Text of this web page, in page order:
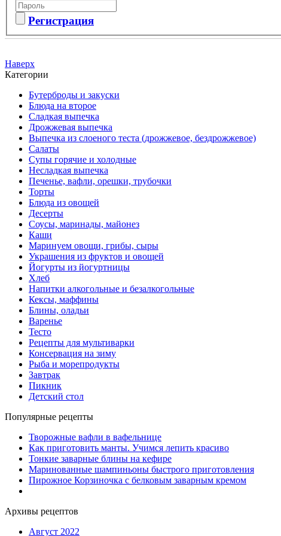
Регистрация
Наверх
Категории
Бутерброды и закуски
Блюда на второе
Сладкая выпечка
Дрожжевая выпечка
Выпечка из слоеного теста (дрожжевое, бездрожжевое)
Салаты
Супы горячие и холодные
Несладкая выпечка
Печенье, вафли, орешки, трубочки
Торты
Блюда из овощей
Десерты
Соусы, маринады, майонез
Каши
Маринуем овощи, грибы, сыры
Украшения из фруктов и овощей
Йогурты из йогуртницы
Хлеб
Напитки алкогольные и безалкогольные
Кексы, маффины
Блины, оладьи
Варенье
Тесто
Рецепты для мультиварки
Консервация на зиму
Рыба и морепродукты
Завтрак
Пикник
Детский стол
Популярные рецепты
Творожные вафли в вафельнице
Как приготовить манты. Учимся лепить красиво
Тонкие заварные блины на кефире
Маринованные шампиньоны быстрого приготовления
Пирожное Корзиночка с белковым заварным кремом
Архивы рецептов
Август 2022